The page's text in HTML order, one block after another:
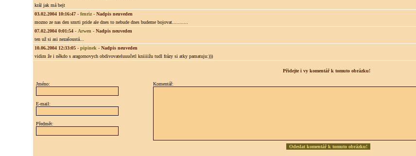
král jak má bejt
03.02.2004 10:16:47- fenriz- Nadpis neuveden
mozno ze nas den smrti pride ale dnes to nebude dnes budeme bojovat...........
07.02.2004 0:01:54- Arwen - Nadpis neuveden
ten už si asi nezašoustá...
10.06.2004 12:33:05- pipinek - Nadpis neuveden
vidim že i někdo s aragornovych obdivovateluuučetl kniiiižu tudl frázy si atky pamatuju:)))
Přidejte i vy komentář k tomuto obrázku!
Jméno:
E-mail:
Předmět:
Komentář: